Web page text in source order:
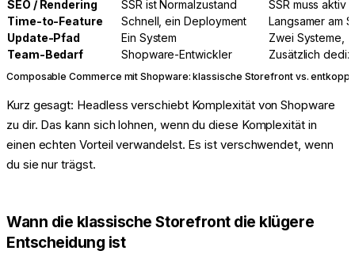
Composable Commerce mit Shopware: klassische Storefront vs.
SEO / Rendering
SSR ist Normalzustand
SSR muss
Time-to-Feature
Schnell, ein Deployment
Langsamer am
Update-Pfad
Ein System
Zwei Systeme,
Team-Bedarf
Shopware-Entwickler Zusätzlich
Kurz gesagt: Headless verschiebt Komplexität von Shopware
zu dir. Das kann sich lohnen, wenn du diese Komplexität in
einen echten Vorteil verwandelst. Es ist verschwendet, wenn
du sie nur trägst.
Wann die klassische Storefront die klügere
Entscheidung ist